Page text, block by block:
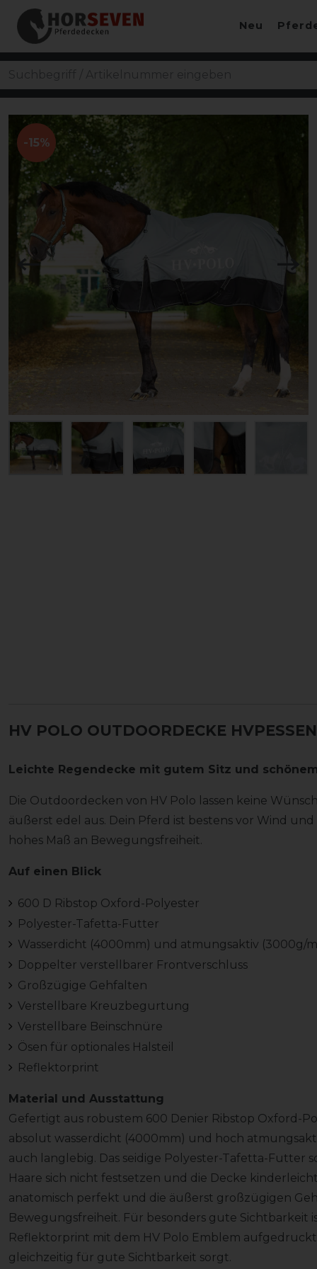
Neu
-15%
HV POLO OUTDOORDECKE
Leichte Regendecke mit gutem Sitz und
Die Outdoordecken von HV Polo lassen keine
äußerst edel aus. Dein Pferd ist bestens vor Wind
hohes Maß an Bewegungsfreiheit.
Auf einen Blick
600 D Ribstop Oxford-Polyester
Polyester-Tafetta-Futter
Wasserdicht (4000mm) und atmungsaktiv (3000g/
Doppelter verstellbarer Frontverschluss
Großzügige Gehfalten
Verstellbare Kreuzbegurtung
Verstellbare Beinschnüre
Ösen für optionales Halsteil
Reflektorprint
Material und Ausstattung
Gefertigt aus robustem 600 Denier Ribstop Oxford-
absolut wasserdicht (4000mm) und hoch
auch langlebig. Das seidige Polyester-Tafetta-Futter
Haare sich nicht festsetzen und die Decke
anatomisch perfekt und die äußerst großzügigen
Bewegungsfreiheit. Für besonders gute Sichtbarkeit
Reflektorprint mit dem HV Polo Emblem
gleichzeitig für gute Sichtbarkeit sorgt.